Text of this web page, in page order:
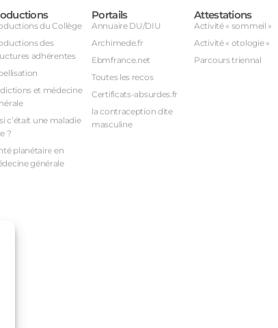
du Collège
des
adhérentes
et médecine
c’était une maladie
?
planétaire en
générale
Portails
Annuaire DU/DIU
Archimede.fr
Ebmfrance.net
Toutes les recos
Certificats-absurdes.fr
la contraception dite
masculine
Attestations
Activité « sommeil »
Activité « otologie »
Parcours triennal